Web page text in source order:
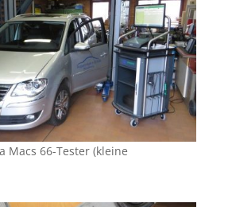
Macs 66-Tester (kleine